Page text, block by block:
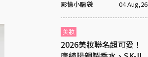
影憶小腦袋 04 Aug,26
美妝
2026美妝聯名超可愛！